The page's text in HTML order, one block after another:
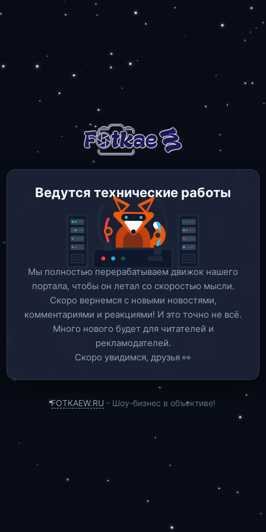
Ведутся технические работы
Мы полностью перерабатываем движок нашего
портала, чтобы он летал со скоростью мысли.
Скоро вернемся c новыми новостями,
комментариями и реакциями! И это точно не всё.
Много нового будет для читателей и
рекламодателей.
Скоро увидимся, друзья 👀
FOTKAEW.RU - Шоу-бизнес в объективе!